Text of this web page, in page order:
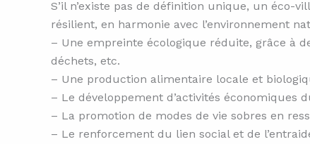
S’il n’existe pas de définition unique, un
résilient, en harmonie avec l’environnement
– Une empreinte écologique réduite, grâce à
déchets, etc.
– Une production alimentaire locale et
– Le développement d’activités économiques
– La promotion de modes de vie sobres en
– Le renforcement du lien social et de